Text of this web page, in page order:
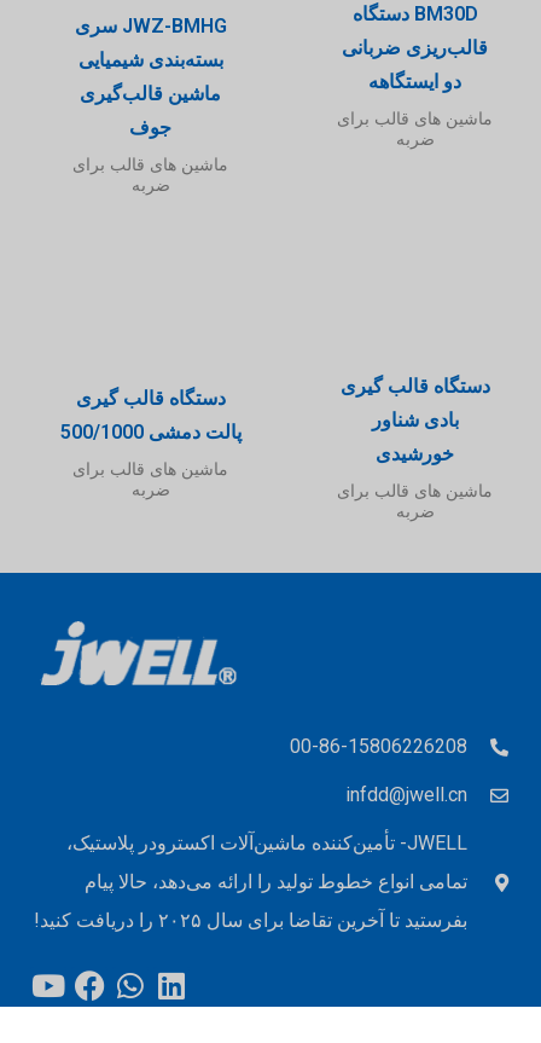
BM30D دستگاه
قالب‌ریزی ضربانی
دو ایستگاهه
ماشین های قالب برای
ضربه
JWZ-BMHG سری
بسته‌بندی شیمیایی
ماشین قالب‌گیری
جوف
ماشین های قالب برای
ضربه
دستگاه قالب گیری
بادی شناور
خورشیدی
ماشین های قالب برای
ضربه
دستگاه قالب گیری
پالت دمشی 500/1000
ماشین های قالب برای
ضربه
00-86-15806226208
infdd@jwell.cn
JWELL- تأمین‌کننده ماشین‌آلات اکسترودر پلاستیک،
تمامی انواع خطوط تولید را ارائه می‌دهد، حالا پیام
بفرستید تا آخرین تقاضا برای سال ۲۰۲۵ را دریافت کنید!